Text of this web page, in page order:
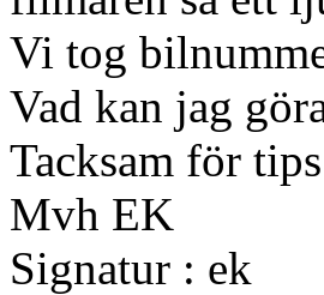
Vi tog
Vad kan jag
Tacksam för
Mvh EK
Signatur : ek